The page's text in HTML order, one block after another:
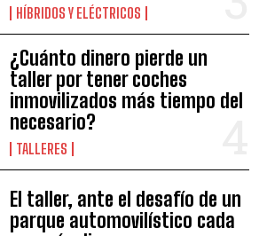
HÍBRIDOS Y ELÉCTRICOS
¿Cuánto dinero pierde un
taller por tener coches
inmovilizados más tiempo del
necesario?
TALLERES
El taller, ante el desafío de un
parque automovilístico cada